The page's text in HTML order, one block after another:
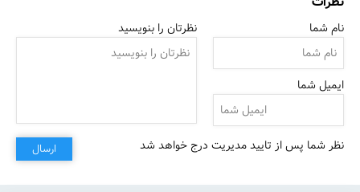
اونی که بازیه بردرو باخته منم
نام شما
ایمیل شما
نظرتان را بنویسید
نظر شما پس از تایید مدیریت درج خواهد شد ارسال